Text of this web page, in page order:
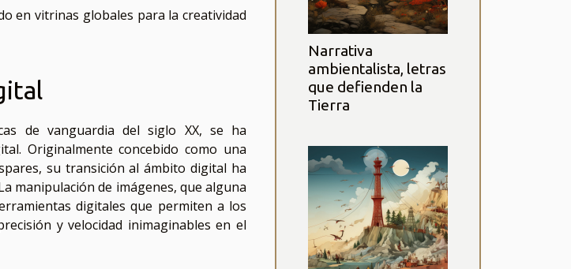
en vitrinas globales para la creatividad
de vanguardia del siglo XX, se ha
Originalmente concebido como una
su transición al ámbito digital ha
manipulación de imágenes, que alguna
digitales que permiten a los
y velocidad inimaginables en el
Narrativa
ambientalista, letras
que defienden la
Tierra